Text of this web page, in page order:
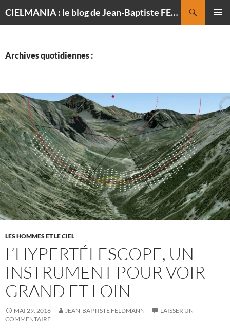
CIELMANIA : le blog de Jean-Baptiste FELDMANN, photographe du ciel
Archives quotidiennes :
LES HOMMES ET LE CIEL
L’HYPERTÉLESCOPE, UN
INSTRUMENT POUR VOIR
GRAND ET LOIN
MAI 29, 2016 JEAN-BAPTISTE FELDMANN
LAISSER UN
COMMENTAIRE